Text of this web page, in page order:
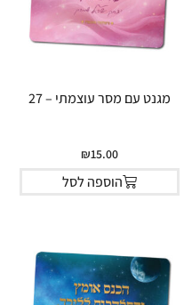
מגנט עם מסר עוצמתי – 27
₪15.00
הוספה לסל